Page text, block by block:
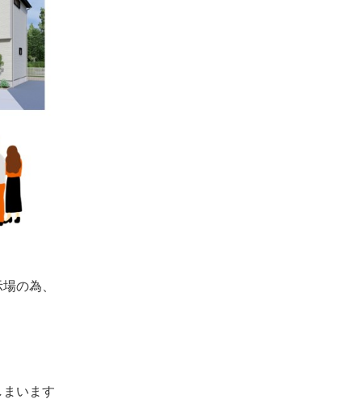
の為、
います